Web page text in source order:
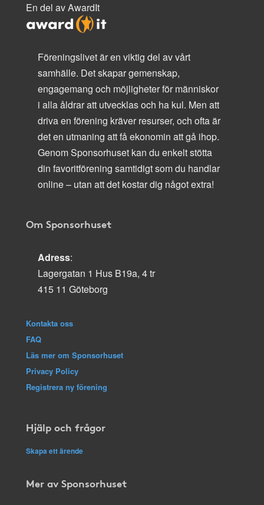
En del av AwardIt
Föreningslivet är en viktig del av vårt
samhälle. Det skapar gemenskap,
engagemang och möjligheter för människor
i alla åldrar att utvecklas och ha kul. Men att
driva en förening kräver resurser, och ofta är
det en utmaning att få ekonomin att gå ihop.
Genom Sponsorhuset kan du enkelt stötta
din favoritförening samtidigt som du handlar
online – utan att det kostar dig något extra!
Om Sponsorhuset
Adress:
Lagergatan 1 Hus B19a, 4 tr
415 11 Göteborg
Kontakta oss
FAQ
Läs mer om Sponsorhuset
Privacy Policy
Registrera ny förening
Hjälp och frågor
Skapa ett ärende
Mer av Sponsorhuset